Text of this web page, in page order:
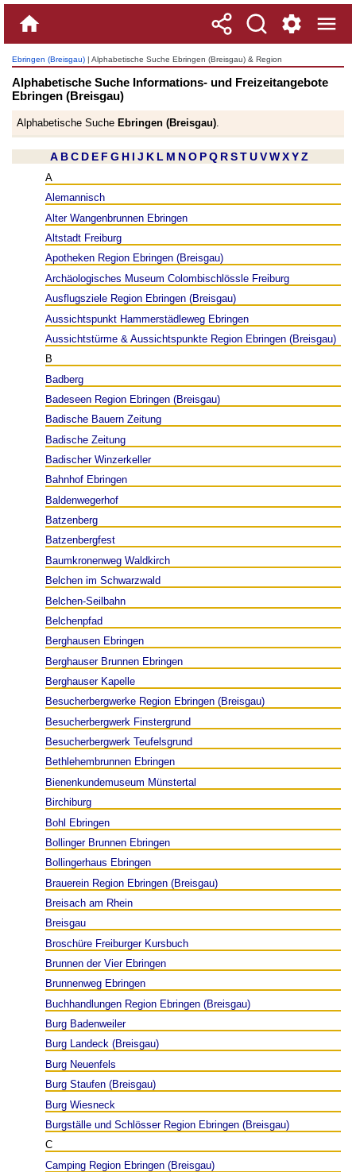
Ebringen (Breisgau) | Alphabetische Suche Ebringen (Breisgau) & Region
Alphabetische Suche Informations- und Freizeitangebote
Ebringen (Breisgau)
Alphabetische Suche Ebringen (Breisgau).
A BC D E F G H I J K L M NO PQ RSTUVWXYZ
A
Alemannisch
Alter Wangenbrunnen Ebringen
Altstadt Freiburg
Apotheken Region Ebringen (Breisgau)
Archäologisches Museum Colombischlössle Freiburg
Ausflugsziele Region Ebringen (Breisgau)
Aussichtspunkt Hammerstädleweg Ebringen
Aussichtstürme & Aussichtspunkte Region Ebringen (Breisgau)
B
Badberg
Badeseen Region Ebringen (Breisgau)
Badische Bauern Zeitung
Badische Zeitung
Badischer Winzerkeller
Bahnhof Ebringen
Baldenwegerhof
Batzenberg
Batzenbergfest
Baumkronenweg Waldkirch
Belchen im Schwarzwald
Belchen-Seilbahn
Belchenpfad
Berghausen Ebringen
Berghauser Brunnen Ebringen
Berghauser Kapelle
Besucherbergwerke Region Ebringen (Breisgau)
Besucherbergwerk Finstergrund
Besucherbergwerk Teufelsgrund
Bethlehembrunnen Ebringen
Bienenkundemuseum Münstertal
Birchiburg
Bohl Ebringen
Bollinger Brunnen Ebringen
Bollingerhaus Ebringen
Brauerein Region Ebringen (Breisgau)
Breisach am Rhein
Breisgau
Broschüre Freiburger Kursbuch
Brunnen der Vier Ebringen
Brunnenweg Ebringen
Buchhandlungen Region Ebringen (Breisgau)
Burg Badenweiler
Burg Landeck (Breisgau)
Burg Neuenfels
Burg Staufen (Breisgau)
Burg Wiesneck
Burgställe und Schlösser Region Ebringen (Breisgau)
C
Camping Region Ebringen (Breisgau)